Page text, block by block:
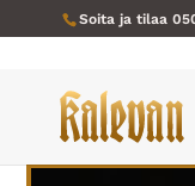
Soita ja tilaa
Verkkokauppa/